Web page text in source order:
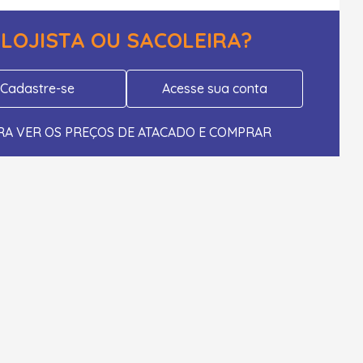
LOJISTA OU SACOLEIRA?
Cadastre-se Acesse sua conta
VER OS PREÇOS DE ATACADO E COMPRAR